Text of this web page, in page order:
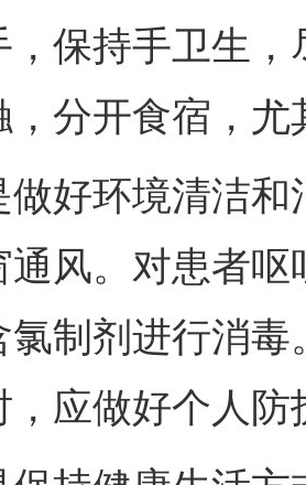
，保持手卫生
，分开食宿，
环境清洁和
通风。对患者
氯制剂进行消
，应做好个人
责任有效落实 一纸欠